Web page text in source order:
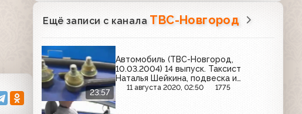
Ещё записи с канала ТВС-Новгород
23:57
Автомобиль (ТВС-Новгород,
10.03.2004) 14 выпуск. Таксист
Наталья Шейкина, подвеска и
рулевое управление, общие мысли
11 августа 2020, 02:50 1775